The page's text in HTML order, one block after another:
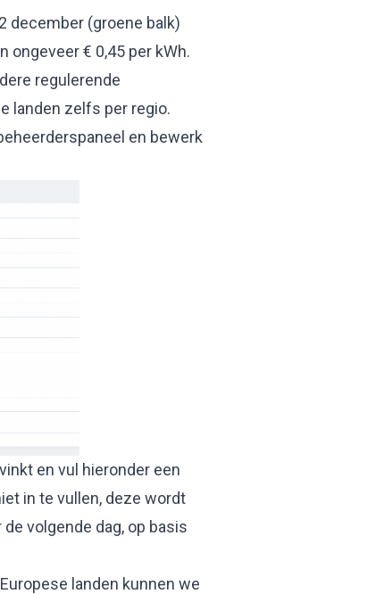
december (groene balk)
ongeveer € 0,45 per kWh.
regulerende
landen zelfs per regio.
en bewerk
en vul hieronder een
in te vullen, deze wordt
volgende dag, op basis
landen kunnen we